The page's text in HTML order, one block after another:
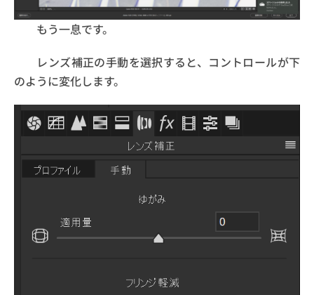
もう一息です。
レンズ補正の手動を選択すると、コントロールが下
のように変化します。